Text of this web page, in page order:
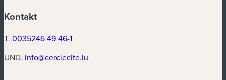
Kontakt
T. 0035246 49 46-1
UND. info@cerclecite.lu